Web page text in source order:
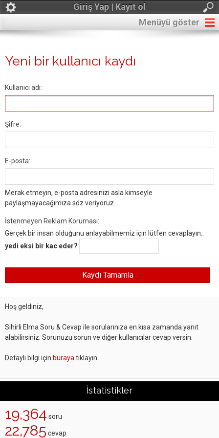
Giriş Yap | Kayıt ol
Menüyü göster
Yeni bir kullanıcı kaydı
Kullanıcı adı:
Şifre:
E-posta:
Merak etmeyin, e-posta adresinizi asla kimseyle
paylaşmayacağımıza söz veriyoruz...
İstenmeyen Reklam Koruması:
Gerçek bir insan olduğunu anlayabilmemiz için lütfen cevaplayın:.
yedi eksi bir kac eder?
Hoş geldiniz,
Sihirli Elma Soru & Cevap ile sorularınıza en kısa zamanda yanıt
alabilirsiniz. Sorunuzu sorun ve diğer kullanıcılar cevap versin.
Detaylı bilgi için buraya tıklayın.
İstatistikler
19,364 soru
22,785 cevap